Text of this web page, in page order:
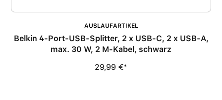
AUSLAUFARTIKEL
Belkin 4-Port-USB-Splitter, 2 x USB-C, 2 x USB-A,
max. 30 W, 2 M-Kabel, schwarz
29,99 €*